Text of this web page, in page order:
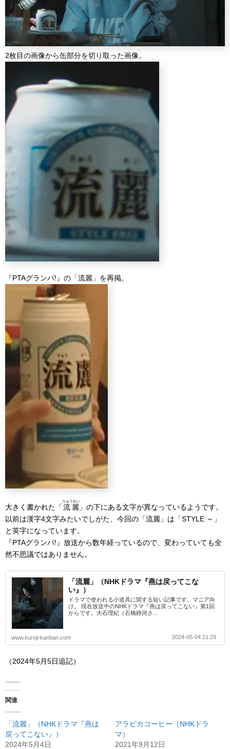
2枚目の画像から缶部分を切り取った画像。
『PTAグランパ!』の「流麗」を再掲。
大きく書かれた「流麗
りゅうれい
」の下にある文字が異なっているようです。
以前は漢字4文字みたいでしがた、今回の「流麗」は「STYLE ～」
と英字になっています。
『PTAグランパ!』放送から数年経っているので、変わっていても全
然不思議ではありません。
「流麗」（NHKドラマ『燕は戻ってこな
い』）
ドラマで使われる小道具に関する短い記事です。マニア向
け。 現在放送中のNHKドラマ『燕は戻ってこない』第1回
からです。大石理紀（石橋静河さ...
www.kuroji-kanban.com 2024-05-04 21:29
（2024年5月5日追記）
関連
「流麗」（NHKドラマ『燕は
戻ってこない』）
2024年5月4日
アラビカコーヒー（NHKドラ
マ）
2021年9月12日